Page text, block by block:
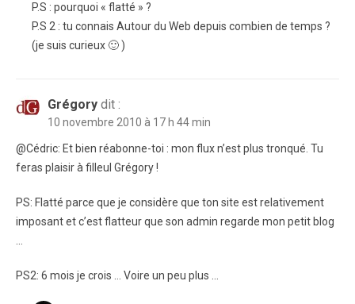
P.S : pourquoi « flatté » ?
P.S 2 : tu connais Autour du Web depuis combien de temps ?
(je suis curieux 🙂 )
Grégory dit :
10 novembre 2010 à 17 h 44 min
@Cédric: Et bien réabonne-toi : mon flux n’est plus tronqué. Tu
feras plaisir à filleul Grégory !
PS: Flatté parce que je considère que ton site est relativement
imposant et c’est flatteur que son admin regarde mon petit blog
…
PS2: 6 mois je crois … Voire un peu plus …